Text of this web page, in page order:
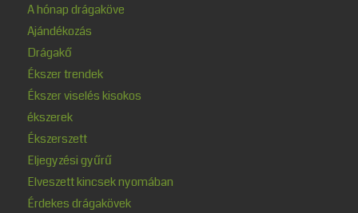
A hónap drágaköve
Ajándékozás
Drágakő
Ékszer trendek
Ékszer viselés kisokos
ékszerek
Ékszerszett
Eljegyzési gyűrű
Elveszett kincsek nyomában
Érdekes drágakövek